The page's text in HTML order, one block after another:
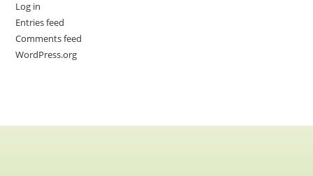
Log in
Entries feed
Comments feed
WordPress.org